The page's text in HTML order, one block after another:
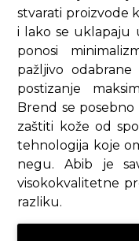
stvarati proizvode
i lako se uklapaju
ponosi
pažljivo
postizanje
Brend se posebno
zaštiti kože od
tehnologija koje
negu. Abib je
visokokvalitetne
razliku.